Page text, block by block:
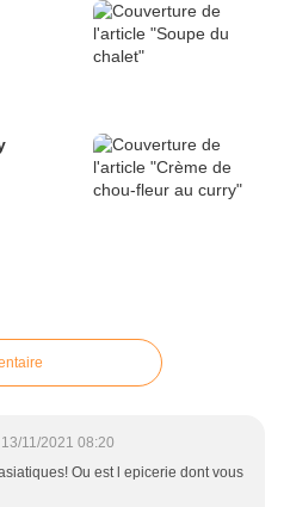
13/11/2021 08:20
Ou est l epicerie dont vous